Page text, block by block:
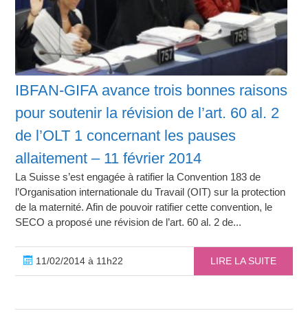
IBFAN-GIFA avance trois bonnes raisons
pour soutenir la révision de l’art. 60 al. 2
de l’OLT 1 concernant les pauses
allaitement – 11 février 2014
La Suisse s’est engagée à ratifier la Convention 183 de
l’Organisation internationale du Travail (OIT) sur la protection
de la maternité. Afin de pouvoir ratifier cette convention, le
SECO a proposé une révision de l’art. 60 al. 2 de...
11/02/2014 à 11h22 LIRE LA SUITE